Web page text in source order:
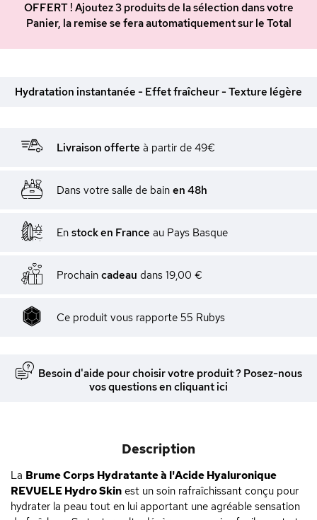
OFFERT ! Ajoutez 3 produits de la sélection dans votre
Panier, la remise se fera automatiquement sur le Total
Hydratation instantanée - Effet fraîcheur - Texture légère
Livraison offerte à partir de 49€
Dans votre salle de bain en 48h
En stock en France au Pays Basque
Prochain cadeau dans 19,00 €
Ce produit vous rapporte 55 Rubys
Besoin d'aide pour choisir votre produit ? Posez-nous
vos questions en cliquant ici
Description
La Brume Corps Hydratante à l'Acide Hyaluronique
REVUELE Hydro Skin est un soin rafraîchissant conçu pour
hydrater la peau tout en lui apportant une agréable sensation